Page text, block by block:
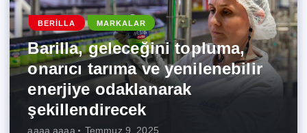
BERILLA MARKALAR
Barilla, geleceğini topluma,
onarıcı tarıma ve yenilenebilir
enerjiye odaklanarak
şekillendirecek
aaaa aaaa Temmuz 9, 2025